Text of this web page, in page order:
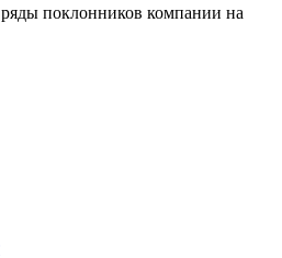
поклонников компании на